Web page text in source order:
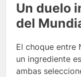
Un duelo
del
El choque entre
un ingrediente
ambas